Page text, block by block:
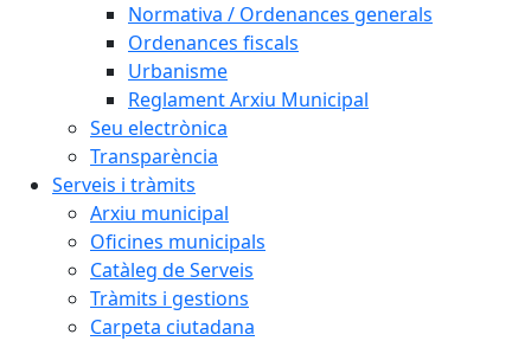
Normativa / Ordenances generals
Ordenances fiscals
Urbanisme
Reglament Arxiu Municipal
Seu electrònica
Transparència
Serveis i tràmits
Arxiu municipal
Oficines municipals
Catàleg de Serveis
Tràmits i gestions
Carpeta ciutadana